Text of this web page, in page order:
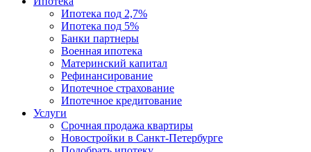
Ипотека под 2,7%
Ипотека под 5%
Банки партнеры
Военная ипотека
Материнский капитал
Рефинансирование
Ипотечное страхование
Ипотечное кредитование
Услуги
Срочная продажа квартиры
Новостройки в Санкт-Петербурге